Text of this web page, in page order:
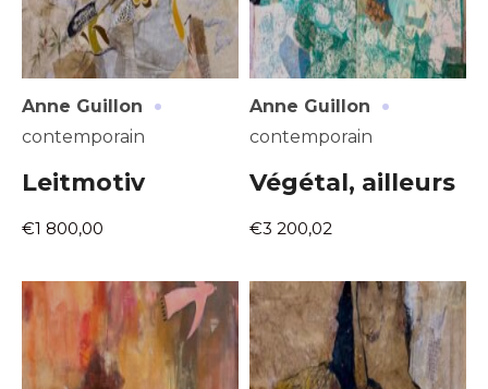
Anne Guillon ·
contemporain
Leitmotiv
€1 800,00
Anne Guillon ·
contemporain
Végétal, ailleurs
€3 200,02